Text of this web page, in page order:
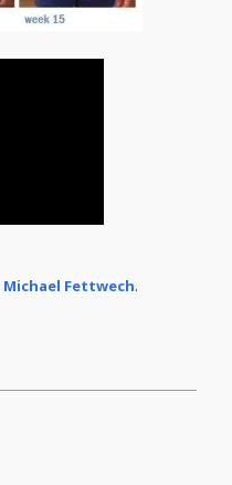
Michael Fettwech.